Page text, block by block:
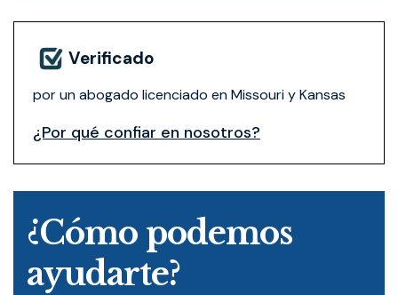
Verificado
por un abogado licenciado en Missouri y Kansas
¿Por qué confiar en nosotros?
¿Cómo podemos
ayudarte?